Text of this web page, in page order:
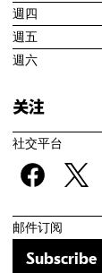
週四
週五
週六
关注
社交平台
邮件订阅
Subscribe